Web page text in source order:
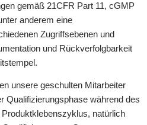
gemäß 21CFR Part 11, cGMP
anderem eine
Zugriffsebenen und
und Rückverfolgbarkeit
unsere geschulten Mitarbeiter
Qualifizierungsphase während des
natürlich